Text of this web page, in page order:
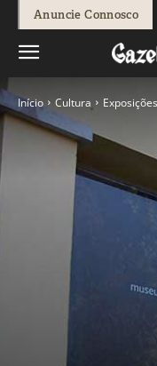
Anuncie Connosco
Início Cultura